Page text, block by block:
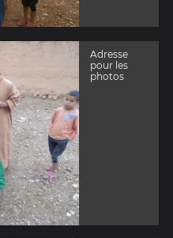
Adresse
pour les
photos